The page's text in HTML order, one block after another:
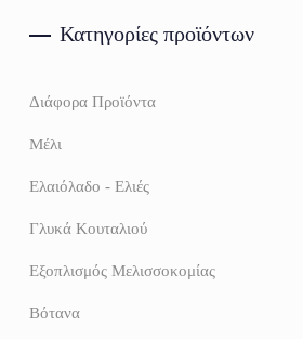
Κατηγορίες προϊόντων
Διάφορα Προϊόντα
Μέλι
Ελαιόλαδο - Ελιές
Γλυκά Κουταλιού
Εξοπλισμός Μελισσοκομίας
Βότανα